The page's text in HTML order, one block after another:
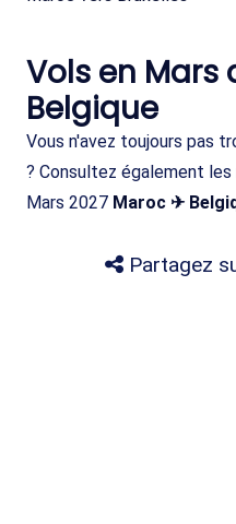
Vols en Mars
Belgique
Vous n'avez toujours pas
? Consultez également
Mars 2027 Maroc ✈
Partagez